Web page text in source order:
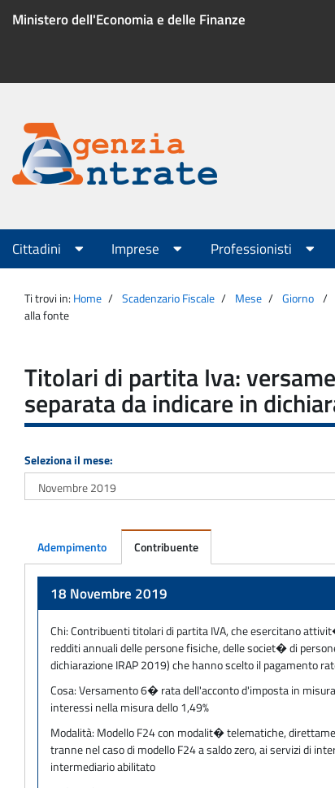
Ministero dell'Economia e delle Finanze
Menu
servizio
Agenzia
Entrate
Menu
principale
Cittadini Imprese Professionisti
Ti trovi in: Home Scadenzario Fiscale Mese Giorno
alla fonte
Titolari di partita Iva:
separata da indicare in
Seleziona il mese:
Adempimento Contribuente
18 Novembre 2019
Chi:Contribuenti titolari di partita IVA, che esercitano
redditi annuali delle persone fisiche, delle societ� di
dichiarazione IRAP 2019) che hanno scelto il pagamento
Cosa:Versamento 6� rata dell'acconto d'imposta in
interessi nella misura dello 1,49%
Modalità: Modello F24 con modalit� telematiche,
tranne nel caso di modello F24 a saldo zero, ai servizi di
intermediario abilitato